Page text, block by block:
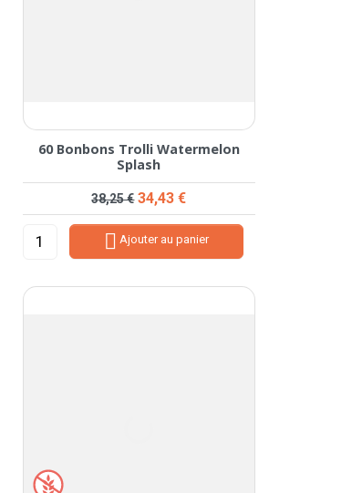
60 Bonbons Trolli Watermelon
Splash
Prix de base
38,25 € Prix
34,43 €
 Ajouter au panier